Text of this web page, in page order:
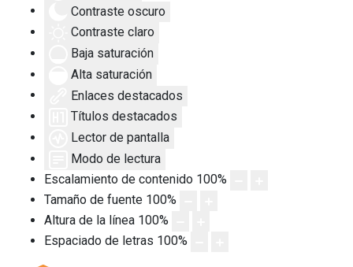
Contraste oscuro
Contraste claro
Baja saturación
Alta saturación
Enlaces destacados
Títulos destacados
Lector de pantalla
Modo de lectura
Escalamiento de contenido 100%
Tamaño de fuente 100%
Altura de la línea 100%
Espaciado de letras 100%